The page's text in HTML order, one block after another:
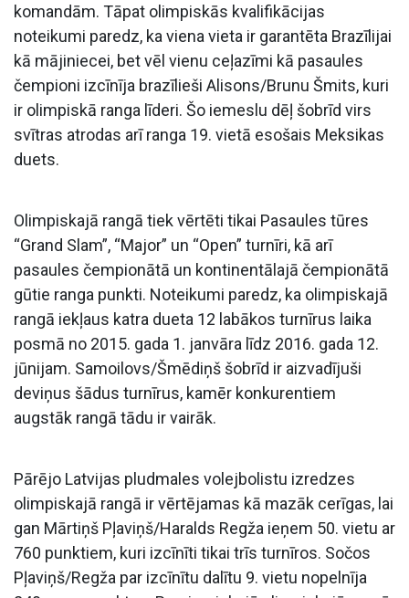
komandām. Tāpat olimpiskās kvalifikācijas
noteikumi paredz, ka viena vieta ir garantēta Brazīlijai
kā mājiniecei, bet vēl vienu ceļazīmi kā pasaules
čempioni izcīnīja brazīlieši Alisons/Brunu Šmits, kuri
ir olimpiskā ranga līderi. Šo iemeslu dēļ šobrīd virs
svītras atrodas arī ranga 19. vietā esošais Meksikas
duets.
Olimpiskajā rangā tiek vērtēti tikai Pasaules tūres
“Grand Slam”, “Major” un “Open” turnīri, kā arī
pasaules čempionātā un kontinentālajā čempionātā
gūtie ranga punkti. Noteikumi paredz, ka olimpiskajā
rangā iekļaus katra dueta 12 labākos turnīrus laika
posmā no 2015. gada 1. janvāra līdz 2016. gada 12.
jūnijam. Samoilovs/Šmēdiņš šobrīd ir aizvadījuši
deviņus šādus turnīrus, kamēr konkurentiem
augstāk rangā tādu ir vairāk.
Pārējo Latvijas pludmales volejbolistu izredzes
olimpiskajā rangā ir vērtējamas kā mazāk cerīgas, lai
gan Mārtiņš Pļaviņš/Haralds Regža ieņem 50. vietu ar
760 punktiem, kuri izcīnīti tikai trīs turnīros. Sočos
Pļaviņš/Regža par izcīnītu dalītu 9. vietu nopelnīja